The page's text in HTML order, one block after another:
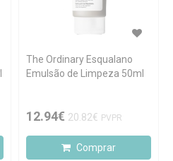
The Ordinary Esqualano
Emulsão de Limpeza 50ml
12.94€ 20.82€ PVPR
Comprar